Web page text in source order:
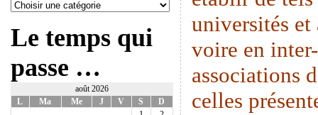
Le temps qui
passe …
août 2026
L
Ma Me J V S D
universités et
voire en
associations
celles